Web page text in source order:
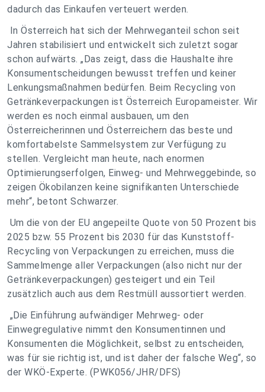
dadurch das Einkaufen verteuert werden.
In Österreich hat sich der Mehrweganteil schon seit
Jahren stabilisiert und entwickelt sich zuletzt sogar
schon aufwärts. „Das zeigt, dass die Haushalte ihre
Konsumentscheidungen bewusst treffen und keiner
Lenkungsmaßnahmen bedürfen. Beim Recycling von
Getränkeverpackungen ist Österreich Europameister. Wir
werden es noch einmal ausbauen, um den
Österreicherinnen und Österreichern das beste und
komfortabelste Sammelsystem zur Verfügung zu
stellen. Vergleicht man heute, nach enormen
Optimierungserfolgen, Einweg- und Mehrweggebinde, so
zeigen Ökobilanzen keine signifikanten Unterschiede
mehr“, betont Schwarzer.
Um die von der EU angepeilte Quote von 50 Prozent bis
2025 bzw. 55 Prozent bis 2030 für das Kunststoff-
Recycling von Verpackungen zu erreichen, muss die
Sammelmenge aller Verpackungen (also nicht nur der
Getränkeverpackungen) gesteigert und ein Teil
zusätzlich auch aus dem Restmüll aussortiert werden.
„Die Einführung aufwändiger Mehrweg- oder
Einwegregulative nimmt den Konsumentinnen und
Konsumenten die Möglichkeit, selbst zu entscheiden,
was für sie richtig ist, und ist daher der falsche Weg“, so
der WKÖ-Experte. (PWK056/JHR/DFS)